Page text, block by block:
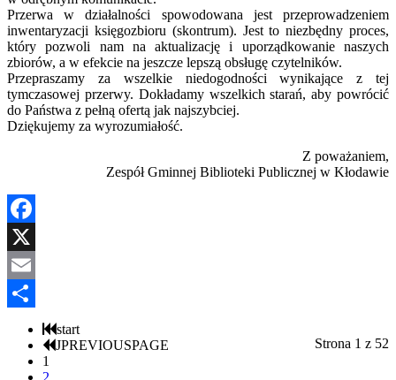
Przerwa w działalności spowodowana jest przeprowadzeniem
inwentaryzacji księgozbioru (skontrum). Jest to niezbędny proces,
który pozwoli nam na aktualizację i uporządkowanie naszych
zbiorów, a w efekcie na jeszcze lepszą obsługę czytelników.
Przepraszamy za wszelkie niedogodności wynikające z tej
tymczasowej przerwy. Dokładamy wszelkich starań, aby powrócić
do Państwa z pełną ofertą jak najszybciej.
Dziękujemy za wyrozumiałość.
Z poważaniem,
Zespół Gminnej Biblioteki Publicznej w Kłodawie
Facebook
X
Email
Strona 1 z 52
start
JPREVIOUSPAGE
1